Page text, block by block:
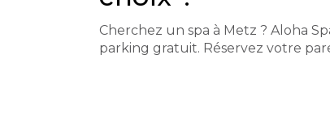
Cherchez un spa à Metz ? Aloha
parking gratuit. Réservez votre